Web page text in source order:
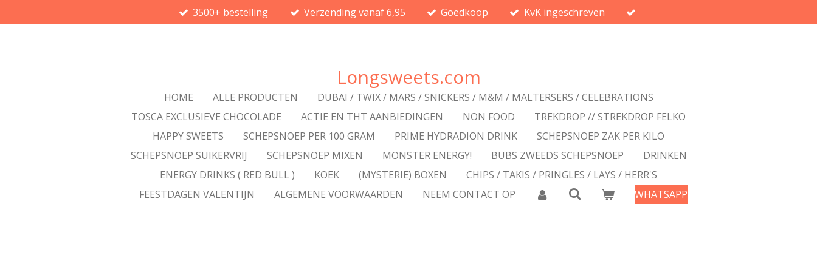
direct
3500+ bestelling Verzending vanaf 6,95 Goedkoop KvK ingeschreven
Longsweets.com
HOME ALLE PRODUCTEN
DUBAI / TWIX / MARS / SNICKERS / M&M / MALTERSERS / CELEBRATIONS
TOSCA EXCLUSIEVE CHOCOLADE
ACTIE EN THT AANBIEDINGEN NON FOOD
TREKDROP // STREKDROP FELKO
HAPPY SWEETS
SCHEPSNOEP PER 100 GRAM PRIME HYDRADION DRINK
SCHEPSNOEP ZAK PER KILO
SCHEPSNOEP SUIKERVRIJ
SCHEPSNOEP MIXEN MONSTER ENERGY! BUBS ZWEEDS SCHEPSNOEP
DRINKEN
ENERGY DRINKS ( RED BULL )
KOEK (MYSTERIE) BOXEN
CHIPS / TAKIS / PRINGLES / LAYS / HERR'S
FEESTDAGEN VALENTIJN
ALGEMENE VOORWAARDEN NEEM CONTACT OP WHATSAPP